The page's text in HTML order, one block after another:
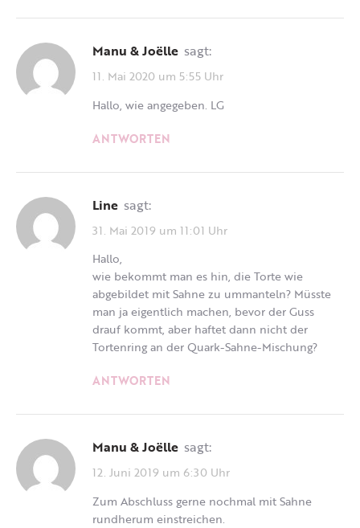
Manu & Joëlle sagt:
11. Mai 2020 um 5:55 Uhr
Hallo, wie angegeben. LG
ANTWORTEN
Line sagt:
31. Mai 2019 um 11:01 Uhr
Hallo,
wie bekommt man es hin, die Torte wie
abgebildet mit Sahne zu ummanteln? Müsste
man ja eigentlich machen, bevor der Guss
drauf kommt, aber haftet dann nicht der
Tortenring an der Quark-Sahne-Mischung?
ANTWORTEN
Manu & Joëlle sagt:
12. Juni 2019 um 6:30 Uhr
Zum Abschluss gerne nochmal mit Sahne
rundherum einstreichen.